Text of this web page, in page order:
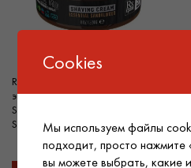
RAZOR MD Крем для бритья с
экстрактом сандалового дерева
Shaving Cream Essential
Sandalwood, 237 ml
Cookies
Мы используем файлы
подходит, просто нажмите
вы можете выбрать, какие